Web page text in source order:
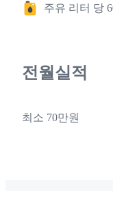
주유 리터 당
전월실적
최소 70만원